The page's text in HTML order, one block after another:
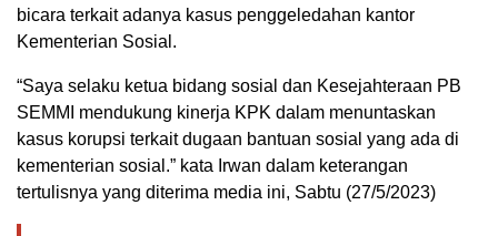
bicara terkait adanya kasus penggeledahan kantor
Kementerian Sosial.
“Saya selaku ketua bidang sosial dan Kesejahteraan PB
SEMMI mendukung kinerja KPK dalam menuntaskan
kasus korupsi terkait dugaan bantuan sosial yang ada di
kementerian sosial.” kata Irwan dalam keterangan
tertulisnya yang diterima media ini, Sabtu (27/5/2023)